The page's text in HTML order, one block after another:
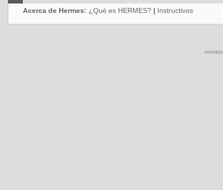
Acerca de Hermes: ¿Qué es HERMES? | Instructivos